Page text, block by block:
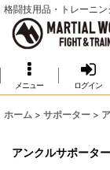
格闘技用品・トレーニ
メニュー ログイン
ホーム > サポーター >
アンクルサポーター